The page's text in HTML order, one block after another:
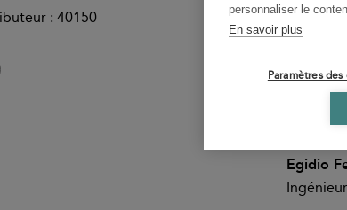
personnaliser le
En savoir plus
Paramètres
: 40150
Paolo
Egidio